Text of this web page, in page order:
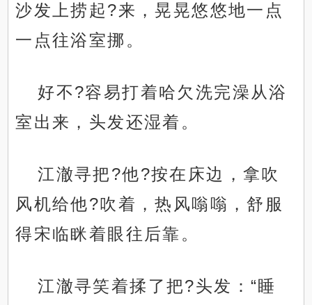
沙发上捞起?来，晃晃悠悠地一点
一点往浴室挪。
好不?容易打着哈欠洗完澡从浴
室出来，头发还湿着。
江澈寻把?他?按在床边，拿吹
风机给他?吹着，热风嗡嗡，舒服
得宋临眯着眼往后靠。
江澈寻笑着揉了把?头发：“睡